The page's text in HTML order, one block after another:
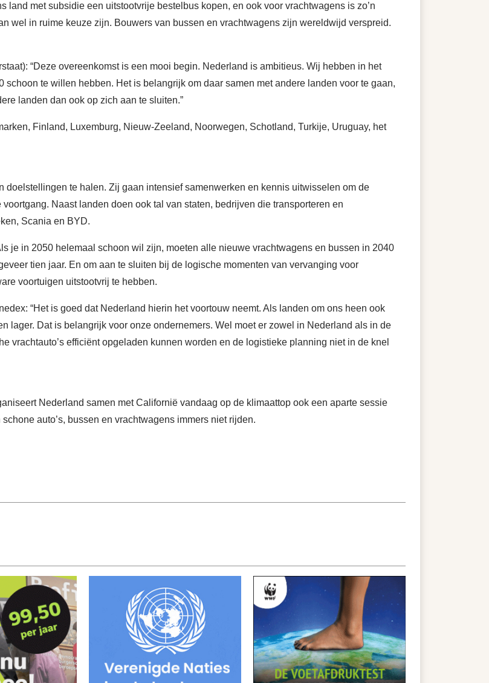
land met subsidie een uitstootvrije bestelbus kopen, en ook voor vrachtwagens is zo’n
wel in ruime keuze zijn. Bouwers van bussen en vrachtwagens zijn wereldwijd verspreid.
“Deze overeenkomst is een mooi begin. Nederland is ambitieus. Wij hebben in het
te willen hebben. Het is belangrijk om daar samen met andere landen voor te gaan,
landen dan ook op zich aan te sluiten.”
Finland, Luxemburg, Nieuw-Zeeland, Noorwegen, Schotland, Turkije, Uruguay, het
doelstellingen te halen. Zij gaan intensief samenwerken en kennis uitwisselen om de
Naast landen doen ook tal van staten, bedrijven die transporteren en
Scania en BYD.
je in 2050 helemaal schoon wil zijn, moeten alle nieuwe vrachtwagens en bussen in 2040
tien jaar. En om aan te sluiten bij de logische momenten van vervanging voor
voortuigen uitstootvrij te hebben.
“Het is goed dat Nederland hierin het voortouw neemt. Als landen om ons heen ook
lager. Dat is belangrijk voor onze ondernemers. Wel moet er zowel in Nederland als in de
vrachtauto’s efficiënt opgeladen kunnen worden en de logistieke planning niet in de knel
Nederland samen met Californië vandaag op de klimaattop ook een aparte sessie
auto’s, bussen en vrachtwagens immers niet rijden.